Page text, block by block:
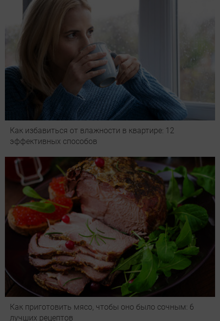
Как избавиться от влажности в квартире: 12
эффективных способов
Как приготовить мясо, чтобы оно было сочным: 6
лучших рецептов